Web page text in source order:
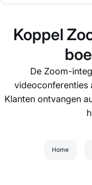
Koppel
De Zoom-
videoconferenties
Klanten ontvangen
Home